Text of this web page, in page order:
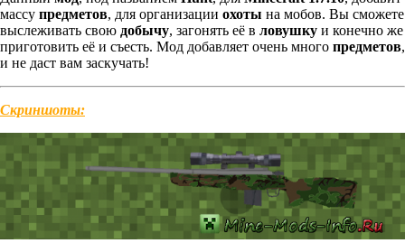
массу предметов, для организации охоты на мобов. Вы сможете
выслеживать свою добычу, загонять её в ловушку и конечно же
приготовить её и съесть. Мод добавляет очень много предметов,
и не даст вам заскучать!
Скриншоты: